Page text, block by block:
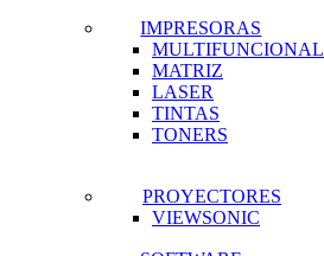
IMPRESORAS
MULTIFUNCIONAL
MATRIZ
LASER
TINTAS
TONERS
PROYECTORES
VIEWSONIC